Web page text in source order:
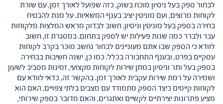
לבחור ספק בעל ניסיון מוכח בשוק, כזה שפועל לאורך זמן, עם שורת
לקוחות מרוצים, ועם מוניטין יציב בענף המשאיות. על מנת להבטיח
בחירה בספק בעל מוניטין וניסיון, חשוב לבדוק מראש המלצות מלקוחות
עבר ולברר כמה שנות פעילות יש לספק בתחום. במסגרת זו, חשוב
לוודא כי הספק שבו אתם מעוניינים לבחור נחשב מוכר בקרב לקוחות
עסקיים בפרט, ובענף התחבורה בכלל. כמו כן, ישנה חשיבות בבחירה
בספק בעל ותר וניסיון במתן שירות לקוחות מקצועי, זמינות מסביב לשעון
ושמירה על רמת שירות עקבית לאורך זמן. בהקשר זה, כדאי לוודא עם
לקוחות קיימים כיצד הספק מתמודד עם מצבים בלתי צפויים, האם הוא
מציע פתרונות יצירתיים לקשיים ואתגרים, והאם מדובר בספק שירותי,